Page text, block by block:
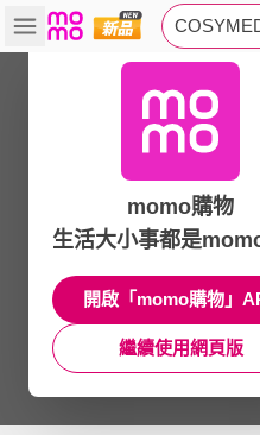
momo購物
生活大小事都是
開啟「momo購物」
繼續使用網頁版